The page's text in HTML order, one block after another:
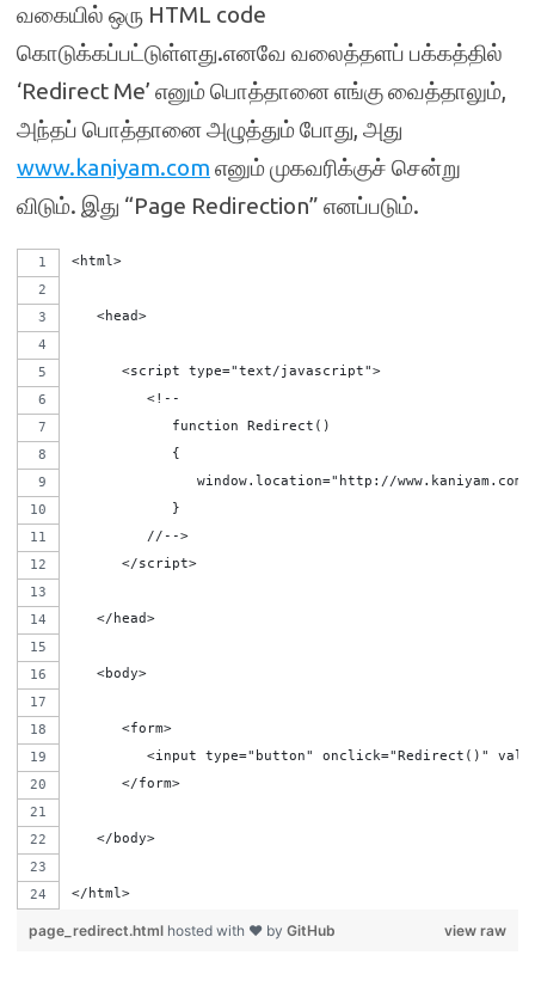
வகையில் ஒரு HTML code
கொடுக்கப்பட்டுள்ளது.எனவே வலைத்தளப் பக்கத்தில்
‘Redirect Me’ எனும் பொத்தானை எங்கு வைத்தாலும்,
அந்தப் பொத்தானை அழுத்தும் போது, அது
www.kaniyam.com எனும் முகவரிக்குச் சென்று
விடும். இது “Page Redirection” எனப்படும்.
<html>
   <head>
      <script type="text/javascript">
         <!--
            function Redirect()
	    {
window.location="http://
            }
         //-->
      </script>
   </head>
   <body>
      <form>
<input type="button" onclick="Redirect()"
      </form>
   </body>
</html>
view raw
page_redirect.html hosted with ❤ by GitHub